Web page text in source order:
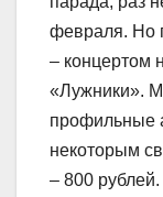
февраля. Но
– концертом
«Лужники».
профильные
некоторым
– 800 рублей.